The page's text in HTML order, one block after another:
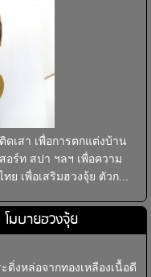
เสา เพื่อการตกแต่งบ้าน
อร์ท สปา ฯลฯ เพื่อความ
เพื่อเสริมฮวงจุ้ย ตัวก...
มบายฮวงจุ้ย
ดิ่งหล่อจากทองเหลืองเนื้อดี